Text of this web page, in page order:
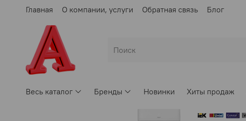
Главная О компании, услуги Обратная связь Блог
Весь каталог Бренды Новинки Хиты продаж